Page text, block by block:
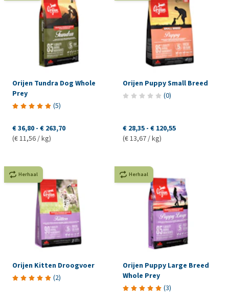
Orijen Tundra Dog Whole
Prey
(5)
€ 36,80 - € 263,70
(€ 11,56 / kg)
Orijen Puppy Small Breed
(0)
€ 28,35 - € 120,55
(€ 13,67 / kg)
Herhaal
Orijen Kitten Droogvoer
(2)
Herhaal
Orijen Puppy Large Breed
Whole Prey
(3)